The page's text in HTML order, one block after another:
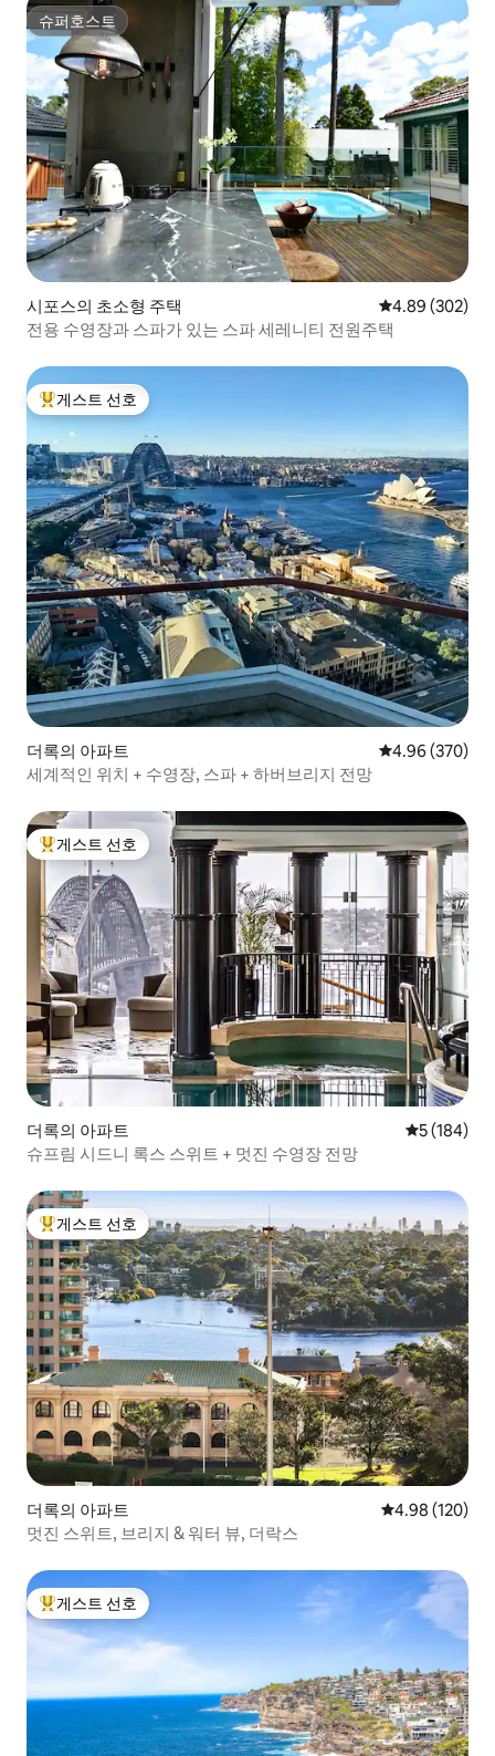
슈퍼호스트
슈퍼호스트
시포스의 초소형 주택 평점 4.89점(5
4.89 (302)
전용 수영장과 스파가 있는 스파 세레니티 전원주택
상위 게스트 선호
게스트 선호
더록의 아파트 평점 4.96점(5
4.96 (370)
세계적인 위치 + 수영장, 스파 + 하버브리지 전망
상위 게스트 선호
게스트 선호
더록의 아파트 평점 5점(5
5 (184)
슈프림 시드니 록스 스위트 + 멋진 수영장 전망
상위 게스트 선호
게스트 선호
더록의 아파트 평점 4.98점(5
4.98 (120)
멋진 스위트, 브리지 & 워터 뷰, 더락스
상위 게스트 선호
게스트 선호